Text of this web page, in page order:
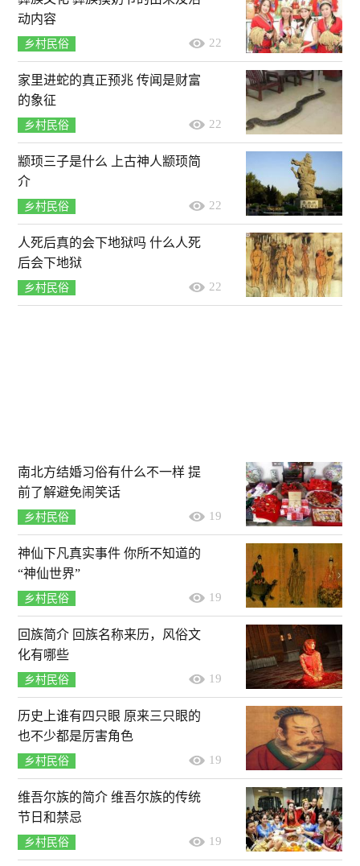
动内容
乡村民俗 22
家里进蛇的真正预兆 传闻是财富
的象征
乡村民俗 22
颛顼三子是什么 上古神人颛顼简
介
乡村民俗 22
人死后真的会下地狱吗 什么人死
后会下地狱
乡村民俗 22
南北方结婚习俗有什么不一样 提
前了解避免闹笑话
乡村民俗 19
神仙下凡真实事件 你所不知道的
“神仙世界”
乡村民俗 19
回族简介 回族名称来历，风俗文
化有哪些
乡村民俗 19
历史上谁有四只眼 原来三只眼的
也不少都是厉害角色
乡村民俗 19
维吾尔族的简介 维吾尔族的传统
节日和禁忌
乡村民俗 19